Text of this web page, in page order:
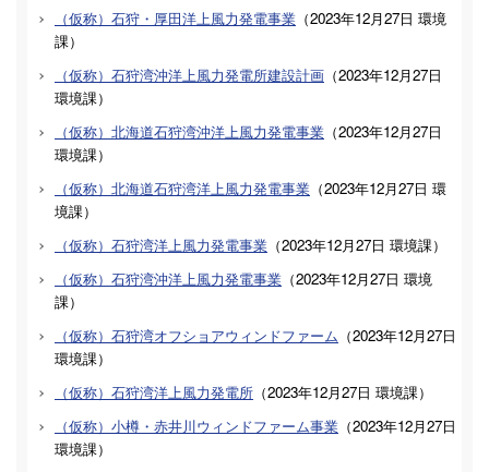
（仮称）石狩・厚田洋上風力発電事業 （2023年12月27日 環境
課）
（仮称）石狩湾沖洋上風力発電所建設計画 （2023年12月27日
環境課）
（仮称）北海道石狩湾沖洋上風力発電事業 （2023年12月27日
環境課）
（仮称）北海道石狩湾洋上風力発電事業 （2023年12月27日 環
境課）
（仮称）石狩湾洋上風力発電事業 （2023年12月27日 環境課）
（仮称）石狩湾沖洋上風力発電事業 （2023年12月27日 環境
課）
（仮称）石狩湾オフショアウィンドファーム （2023年12月27日
環境課）
（仮称）石狩湾洋上風力発電所 （2023年12月27日 環境課）
（仮称）小樽・赤井川ウィンドファーム事業 （2023年12月27日
環境課）